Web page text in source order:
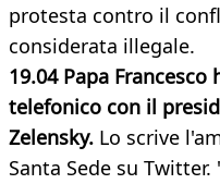
protesta contro il
considerata illegale.
19.04 Papa
telefonico con il
Zelensky. Lo scrive
Santa Sede su